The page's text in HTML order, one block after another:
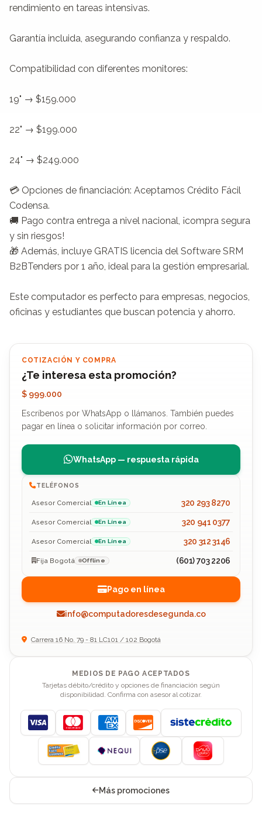
rendimiento en tareas intensivas.
Garantía incluida, asegurando confianza y respaldo.
Compatibilidad con diferentes monitores:
19" → $159.000
22" → $199.000
24" → $249.000
💳 Opciones de financiación: Aceptamos Crédito Fácil
Codensa.
🚚 Pago contra entrega a nivel nacional, ¡compra segura
y sin riesgos!
🎁 Además, incluye GRATIS licencia del Software SRM
B2BTenders por 1 año, ideal para la gestión empresarial.
Este computador es perfecto para empresas, negocios,
oficinas y estudiantes que buscan potencia y ahorro.
COTIZACIÓN Y COMPRA
¿Te interesa esta promoción?
$ 999.000
Escríbenos por WhatsApp o llámanos. También puedes
pagar en línea o solicitar información por correo.
WhatsApp — respuesta rápida
TELÉFONOS
Asesor Comercial En Línea 320 293 8270
Asesor Comercial En Línea 320 941 0377
Asesor Comercial En Línea 320 312 3146
Fija Bogotá Offline (601) 703 2206
Pago en línea
info@computadoresdesegunda.co
Carrera 16 No. 79 - 81 LC101 / 102 Bogotá
MEDIOS DE PAGO ACEPTADOS
Tarjetas débito/crédito y opciones de financiación según
disponibilidad. Confirma con asesor al cotizar.
Visa MastercardAmerican Express
Discover
Más promociones